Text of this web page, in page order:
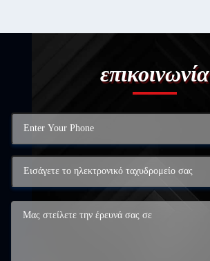
επικοινωνία